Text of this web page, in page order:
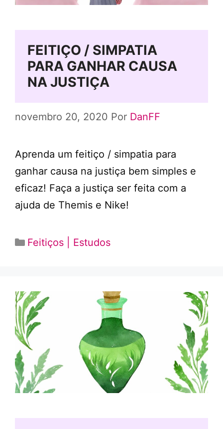
FEITIÇO / SIMPATIA
PARA GANHAR CAUSA
NA JUSTIÇA
novembro 20, 2020 Por DanFF
Aprenda um feitiço / simpatia para
ganhar causa na justiça bem simples e
eficaz! Faça a justiça ser feita com a
ajuda de Themis e Nike!
Categorias
Feitiços | Estudos